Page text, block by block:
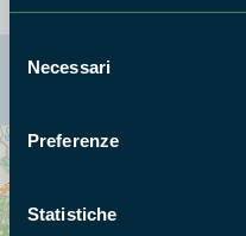
delNecessari
Preferenze
Statistiche
La mappa di